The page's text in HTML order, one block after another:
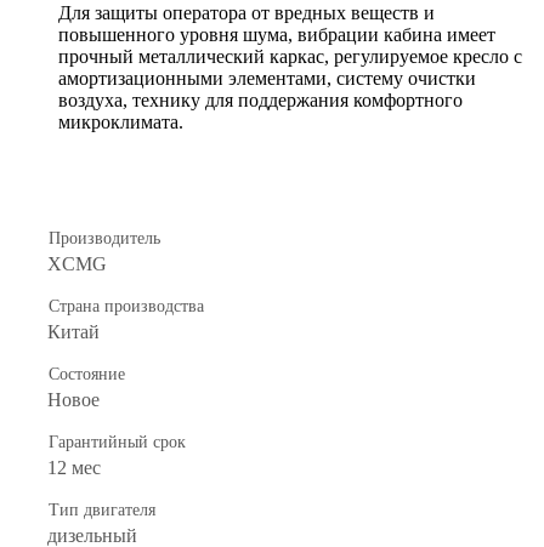
Для защиты оператора от вредных веществ и
повышенного уровня шума, вибрации кабина имеет
прочный металлический каркас, регулируемое кресло с
амортизационными элементами, систему очистки
воздуха, технику для поддержания комфортного
микроклимата.
Производитель
XCMG
Страна производства
Китай
Состояние
Новое
Гарантийный срок
12 мес
Тип двигателя
дизельный